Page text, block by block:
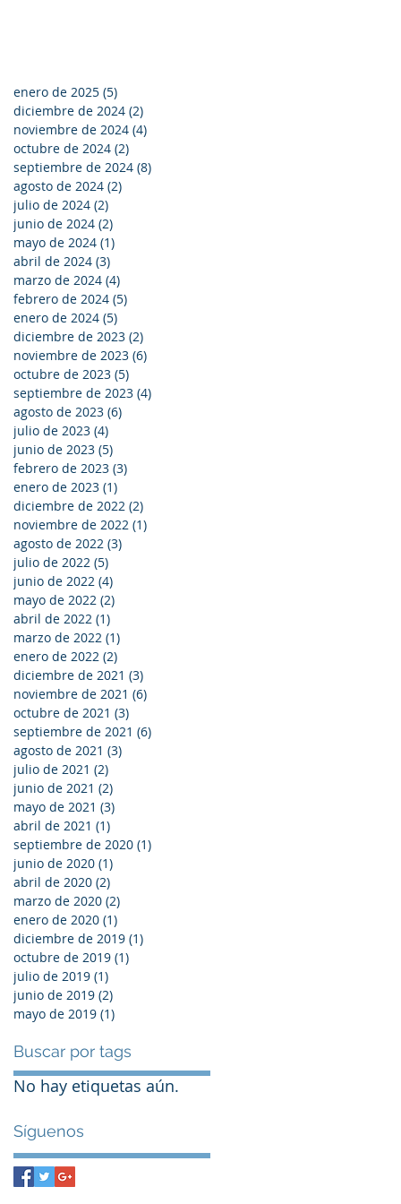
enero de 2025 (5)
diciembre de 2024 (2)
noviembre de 2024 (4)
octubre de 2024 (2)
septiembre de 2024 (8)
agosto de 2024 (2)
julio de 2024 (2)
junio de 2024 (2)
mayo de 2024 (1)
abril de 2024 (3)
marzo de 2024 (4)
febrero de 2024 (5)
enero de 2024 (5)
diciembre de 2023 (2)
noviembre de 2023 (6)
octubre de 2023 (5)
septiembre de 2023 (4)
agosto de 2023 (6)
julio de 2023 (4)
junio de 2023 (5)
febrero de 2023 (3)
enero de 2023 (1)
diciembre de 2022 (2)
noviembre de 2022 (1)
agosto de 2022 (3)
julio de 2022 (5)
junio de 2022 (4)
mayo de 2022 (2)
abril de 2022 (1)
marzo de 2022 (1)
enero de 2022 (2)
diciembre de 2021 (3)
noviembre de 2021 (6)
octubre de 2021 (3)
septiembre de 2021 (6)
agosto de 2021 (3)
julio de 2021 (2)
junio de 2021 (2)
mayo de 2021 (3)
abril de 2021 (1)
septiembre de 2020 (1)
junio de 2020 (1)
abril de 2020 (2)
marzo de 2020 (2)
enero de 2020 (1)
diciembre de 2019 (1)
octubre de 2019 (1)
julio de 2019 (1)
junio de 2019 (2)
mayo de 2019 (1)
Buscar por tags
No hay etiquetas aún.
Síguenos